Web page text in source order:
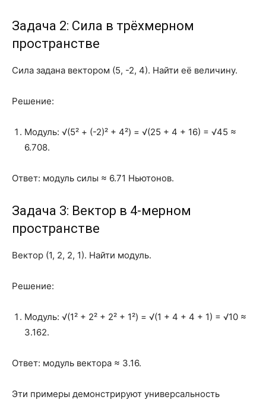
Задача 2: Сила в трёхмерном
пространстве
Сила задана вектором (5, -2, 4). Найти её величину.
Решение:
Модуль: √(5² + (-2)² + 4²) = √(25 + 4 + 16) = √45 ≈
6.708.
Ответ: модуль силы ≈ 6.71 Ньютонов.
Задача 3: Вектор в 4-мерном
пространстве
Вектор (1, 2, 2, 1). Найти модуль.
Решение:
Модуль: √(1² + 2² + 2² + 1²) = √(1 + 4 + 4 + 1) = √10 ≈
3.162.
Ответ: модуль вектора ≈ 3.16.
Эти примеры демонстрируют универсальность